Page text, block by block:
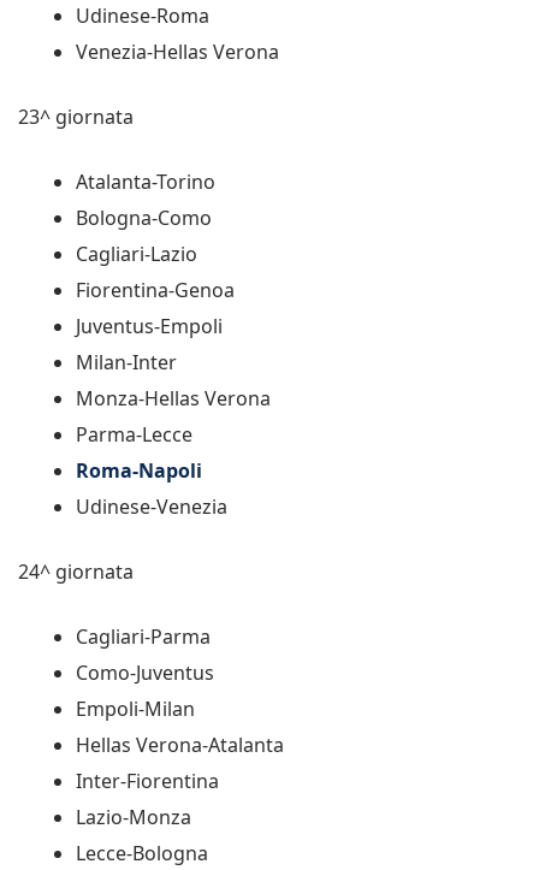
Udinese-Roma
Venezia-Hellas Verona
23^ giornata
Atalanta-Torino
Bologna-Como
Cagliari-Lazio
Fiorentina-Genoa
Juventus-Empoli
Milan-Inter
Monza-Hellas Verona
Parma-Lecce
Roma-Napoli
Udinese-Venezia
24^ giornata
Cagliari-Parma
Como-Juventus
Empoli-Milan
Hellas Verona-Atalanta
Inter-Fiorentina
Lazio-Monza
Lecce-Bologna